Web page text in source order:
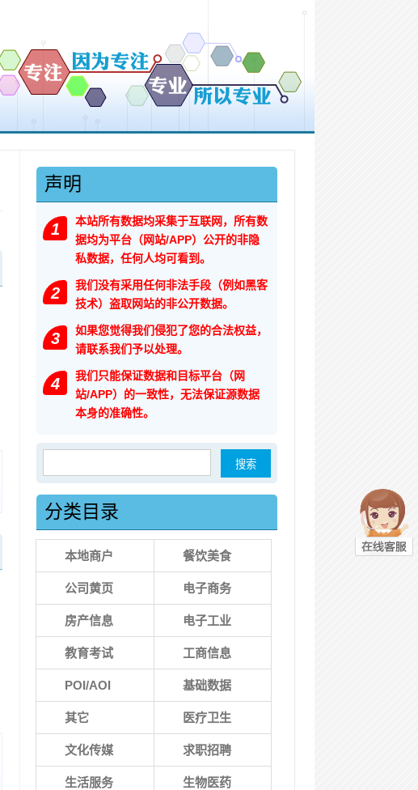
声明
1
本站所有数据均采集于互联网，所有数
据均为平台（网站/APP）公开的非隐
私数据，任何人均可看到。
2
我们没有采用任何非法手段（例如黑客
技术）盗取网站的非公开数据。
3
如果您觉得我们侵犯了您的合法权益，
请联系我们予以处理。
4
我们只能保证数据和目标平台（网
站/APP）的一致性，无法保证源数据
本身的准确性。
分类目录
本地商户 餐饮美食
公司黄页 电子商务
房产信息 电子工业
教育考试 工商信息
POI/AOI 基础数据
其它 医疗卫生
文化传媒 求职招聘
生活服务 生物医药